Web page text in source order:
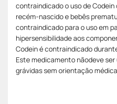
contraindicado o uso de
recém-nascido e bebês
contraindicado para o uso em
hipersensibilidade aos
Codein é contraindicado
Este medicamento nãodeve
grávidas sem orientação